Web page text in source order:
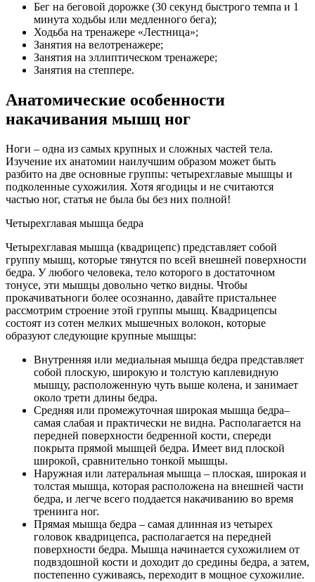
Бег на беговой дорожке (30 секунд быстрого темпа и 1
минута ходьбы или медленного бега);
Ходьба на тренажере «Лестница»;
Занятия на велотренажере;
Занятия на эллиптическом тренажере;
Занятия на степпере.
Анатомические особенности
накачивания мышц ног
Ноги – одна из самых крупных и сложных частей тела.
Изучение их анатомии наилучшим образом может быть
разбито на две основные группы: четырехглавые мышцы и
подколенные сухожилия. Хотя ягодицы и не считаются
частью ног, статья не была бы без них полной!
Четырехглавая мышца бедра
Четырехглавая мышца (квадрицепс) представляет собой
группу мышц, которые тянутся по всей внешней поверхности
бедра. У любого человека, тело которого в достаточном
тонусе, эти мышцы довольно четко видны. Чтобы
прокачиватьноги более осознанно, давайте пристальнее
рассмотрим строение этой группы мышц. Квадрицепсы
состоят из сотен мелких мышечных волокон, которые
образуют следующие крупные мышцы:
Внутренняя или медиальная мышца бедра представляет
собой плоскую, широкую и толстую каплевидную
мышцу, расположенную чуть выше колена, и занимает
около трети длины бедра.
Средняя или промежуточная широкая мышца бедра–
самая слабая и практически не видна. Располагается на
передней поверхности бедренной кости, спереди
покрыта прямой мышцей бедра. Имеет вид плоской
широкой, сравнительно тонкой мышцы.
Наружная или латеральная мышца – плоская, широкая и
толстая мышца, которая расположена на внешней части
бедра, и легче всего поддается накачиванию во время
тренинга ног.
Прямая мышца бедра – самая длинная из четырех
головок квадрицепса, располагается на передней
поверхности бедра. Мышца начинается сухожилием от
подвздошной кости и доходит до средины бедра, а затем,
постепенно суживаясь, переходит в мощное сухожилие.